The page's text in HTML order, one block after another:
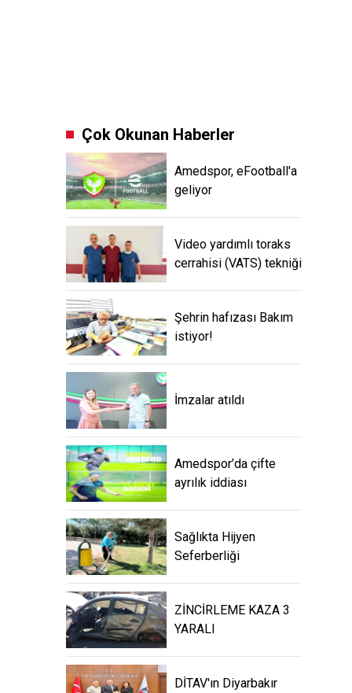
Çok Okunan Haberler
Amedspor, eFootball'a
geliyor
Video yardımlı toraks
cerrahisi (VATS) tekniği
Şehrin hafızası Bakım
istiyor!
İmzalar atıldı
Amedspor’da çifte
ayrılık iddiası
Sağlıkta Hijyen
Seferberliği
ZİNCİRLEME KAZA 3
YARALI
DİTAV'ın Diyarbakır